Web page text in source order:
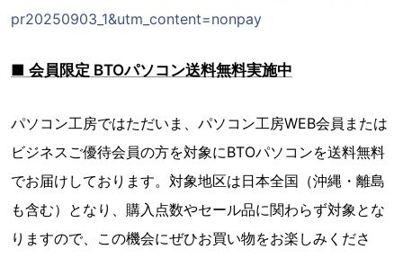
pr20250903_1&utm_content=nonpay
■ 会員限定 BTOパソコン送料無料実施中
パソコン工房ではただいま、パソコン工房WEB会員または
ビジネスご優待会員の方を対象にBTOパソコンを送料無料
でお届けしております。対象地区は日本全国（沖縄・離島
も含む）となり、購入点数やセール品に関わらず対象とな
りますので、この機会にぜひお買い物をお楽しみくださ